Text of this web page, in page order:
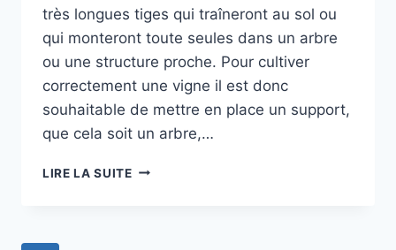
très longues tiges qui traîneront au sol ou
qui monteront toute seules dans un arbre
ou une structure proche. Pour cultiver
correctement une vigne il est donc
souhaitable de mettre en place un support,
que cela soit un arbre,…
LIRE LA SUITELA